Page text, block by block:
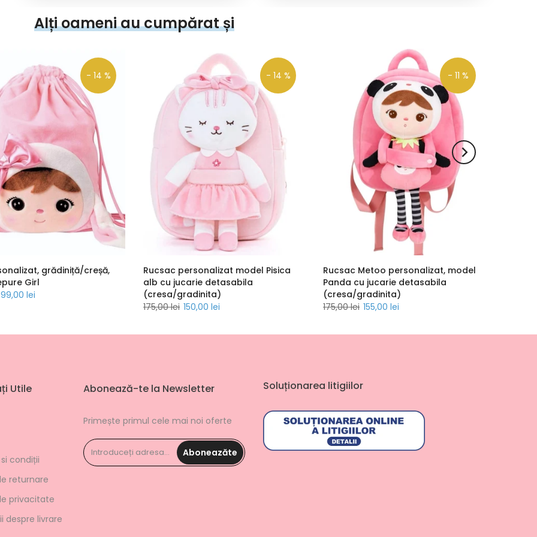
Alți oameni au cumpărat și
- 14 %
grădiniță/creșă,
Girl
99,00 lei
- 14 %
Rucsac personalizat model Pisica
alb cu jucarie detasabila
(cresa/gradinita)
175,00 lei 150,00 lei
- 11 %
Rucsac Metoo personalizat, model
Panda cu jucarie detasabila
(cresa/gradinita)
175,00 lei 155,00 lei
Utile
condiții
returnare
privacitate
despre livrare
Abonează-te la Newsletter
Primește primul cele mai noi oferte
Aboneazăte
Soluționarea litigiilor